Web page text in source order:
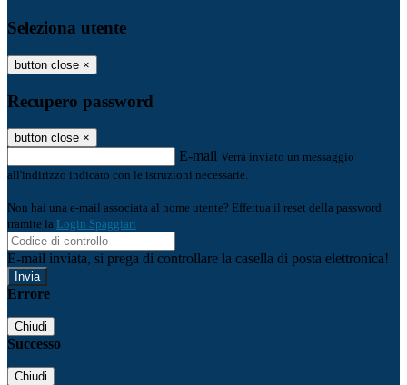
Seleziona utente
button close ×
Recupero password
button close ×
E-mail Verrà inviato un messaggio
all'indirizzo indicato con le istruzioni necessarie.
Non hai una e-mail associata al nome utente? Effettua il reset della password
tramite la Login Spaggiari
E-mail inviata, si prega di controllare la casella di posta elettronica!
Errore
Chiudi
Successo
Chiudi